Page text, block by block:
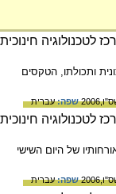
ותכולתו, הטקסים
שפה:עברית
של היום השישי
שפה:עברית